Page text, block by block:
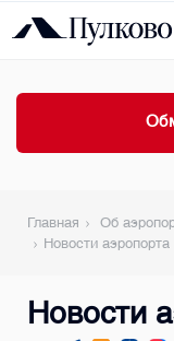
Главная Об
Новости аэропорта
Новости